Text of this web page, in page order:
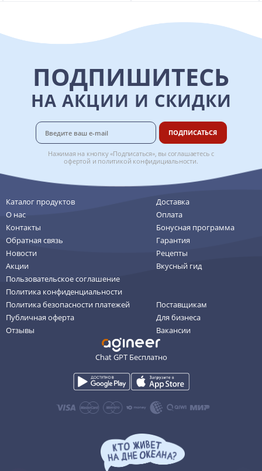
ПОДПИШИТЕСЬ
НА АКЦИИ И СКИДКИ
ПОДПИСАТЬСЯ
Нажимая на кнопку «Подписаться», вы соглашаетесь с
офертой и политикой конфидициальности.
Каталог продуктов
О нас
Контакты
Обратная связь
Новости
Акции
Пользовательское соглашение
Политика конфиденциальности
Политика безопасности платежей
Публичная оферта
Отзывы
Доставка
Оплата
Бонусная программа
Гарантия
Рецепты
Вкусный гид
Поставщикам
Для бизнеса
Вакансии
Chat GPT Бесплатно